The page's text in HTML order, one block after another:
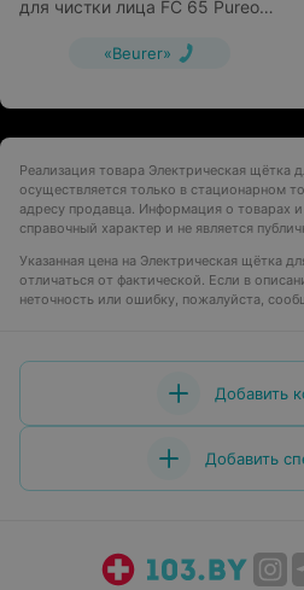
для чистки лица FC 65 Pureo
«Beurer»
Реализация товара Электрическая щётка
осуществляется только в стационарном
адресу продавца. Информация о товарах и
справочный характер и не является
Указанная цена на Электрическая щётка
отличаться от фактической. Если в
неточность или ошибку, пожалуйста,
Добавить
Добавить